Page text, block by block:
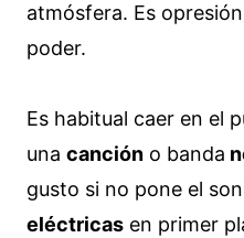
atmósfera. Es
poder.
Es habitual caer en el
una canción o banda
gusto si no pone el
eléctricas en primer